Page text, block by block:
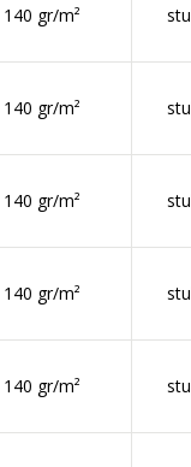
140 gr/m²
140 gr/m²
140 gr/m²
140 gr/m²
140 gr/m²